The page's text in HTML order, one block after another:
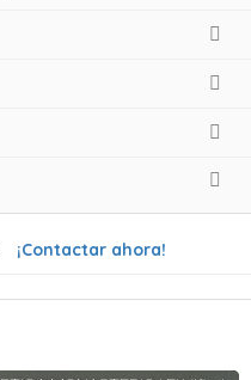
¡Contactar ahora!